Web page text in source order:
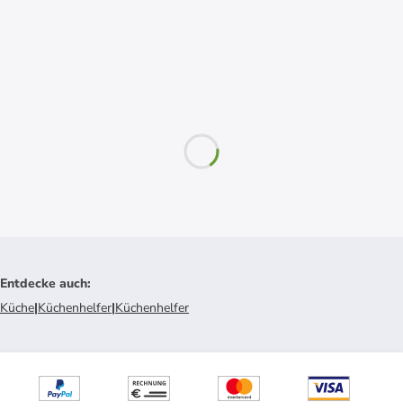
Entdecke auch:
Küche|Küchenhelfer|Küchenhelfer